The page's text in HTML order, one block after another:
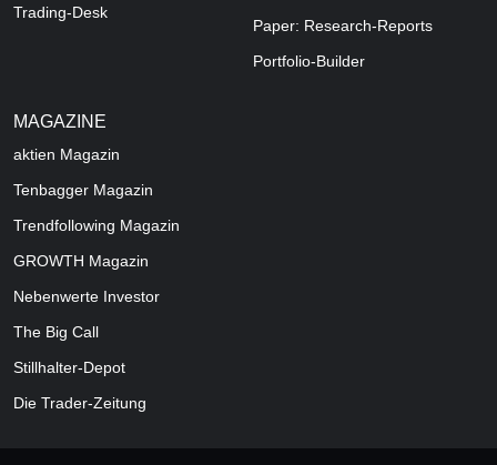
Trading-Desk
Paper: Research-Reports
Portfolio-Builder
MAGAZINE
aktien Magazin
Tenbagger Magazin
Trendfollowing Magazin
GROWTH Magazin
Nebenwerte Investor
The Big Call
Stillhalter-Depot
Die Trader-Zeitung